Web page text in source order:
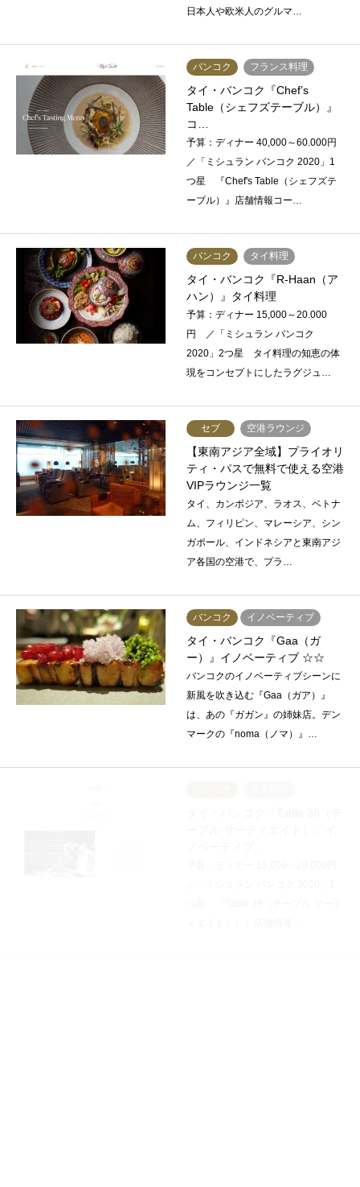
日本人や欧米人のグルマ…
バンコク フランス料理
タイ・バンコク『Chef’s
Table（シェフズテーブル）』
コ…
予算：ディナー 40,000～60.000円
／「ミシュラン バンコク 2020」1
つ星 『Chef's Table（シェフズテ
ーブル）』店舗情報コー…
バンコク タイ料理
タイ・バンコク『R-Haan（ア
ハン）』タイ料理
予算：ディナー 15,000～20.000
円 ／「ミシュラン バンコク
2020」2つ星 タイ料理の知恵の体
現をコンセプトにしたラグジュ…
セブ 空港ラウンジ
【東南アジア全域】プライオリ
ティ・パスで無料で使える空港
VIPラウンジ一覧
タイ、カンボジア、ラオス、ベトナ
ム、フィリピン、マレーシア、シン
ガポール、インドネシアと東南アジ
ア各国の空港で、プラ…
バンコク イノベーティブ
タイ・バンコク『Gaa（ガ
ー）』イノベーティブ ☆☆
バンコクのイノベーティブシーンに
新風を吹き込む『Gaa（ガア）』
は、あの『ガガン』の姉妹店。デン
マークの『noma（ノマ）』…